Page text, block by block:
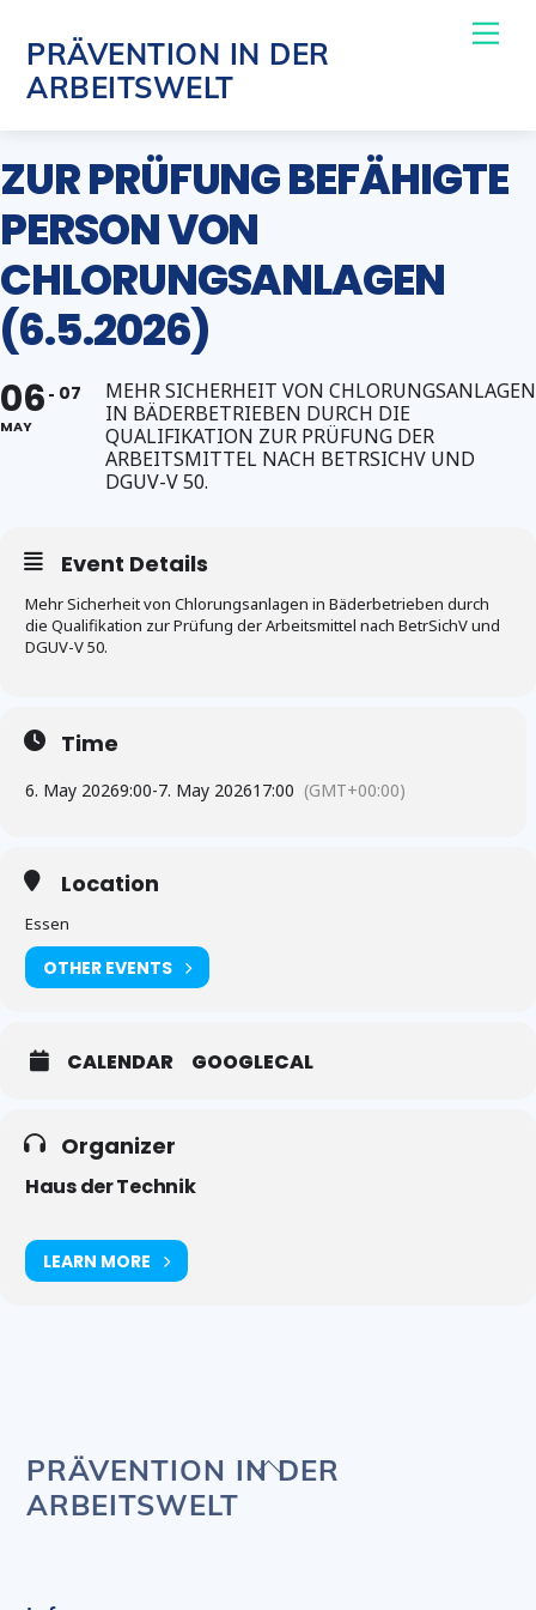
content
PRÄVENTION IN DER
ARBEITSWELT
ZUR PRÜFUNG BEFÄHIGTE
PERSON VON
CHLORUNGSANLAGEN
(6.5.2026)
06
MAY
07
MEHR SICHERHEIT VON CHLORUNGSANLAGEN
IN BÄDERBETRIEBEN DURCH DIE
QUALIFIKATION ZUR PRÜFUNG DER
ARBEITSMITTEL NACH BETRSICHV UND
DGUV-V 50.
Event Details
Mehr Sicherheit von Chlorungsanlagen in Bäderbetrieben durch
die Qualifikation zur Prüfung der Arbeitsmittel nach BetrSichV und
DGUV-V 50.
Time
6. May 20269:00-7. May 202617:00 (GMT+00:00)
Location
Essen
OTHER EVENTS
CALENDAR GOOGLECAL
Organizer
Haus der Technik
LEARN MORE
Back
PRÄVENTION IN DER
ARBEITSWELT